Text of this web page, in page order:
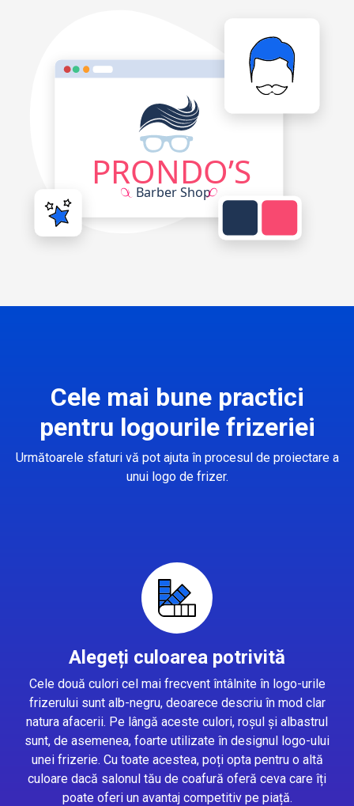
Cele mai bune practici
pentru logourile frizeriei
Următoarele sfaturi vă pot ajuta în procesul de proiectare a
unui logo de frizer.
Alegeți culoarea potrivită
Cele două culori cel mai frecvent întâlnite în logo-urile
frizerului sunt alb-negru, deoarece descriu în mod clar
natura afacerii. Pe lângă aceste culori, roșul și albastrul
sunt, de asemenea, foarte utilizate în designul logo-ului
unei frizerie. Cu toate acestea, poți opta pentru o altă
culoare dacă salonul tău de coafură oferă ceva care îți
poate oferi un avantaj competitiv pe piață.